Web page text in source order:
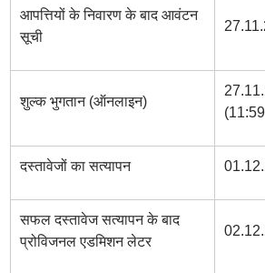
आपत्तियों के निवारण के बाद आवंटन
सूची
शुल्क भुगतान (ऑनलाइन)
दस्तावेजों का सत्यापन
सफल दस्तावेज सत्यापन के बाद
प्रोविजनल एडमिशन लेटर